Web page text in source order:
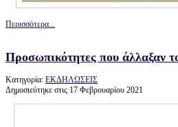
Περισσότερα...
Προσωπικότητες που άλλαξαν
Κατηγορία: ΕΚΔΗΛΩΣΕΙΣ
Δημοσιεύτηκε στις 17 Φεβρουαρίου 2021